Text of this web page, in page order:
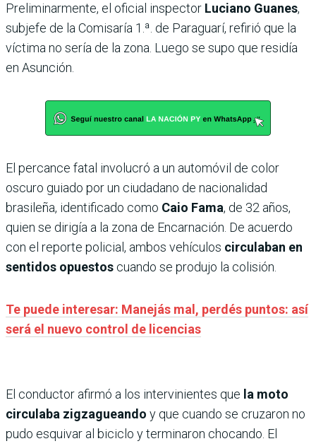
Preliminarmente, el oficial inspector Luciano Guanes,
subjefe de la Comisaría 1.ª. de Paraguarí, refirió que la
víctima no sería de la zona. Luego se supo que residía
en Asunción.
El percance fatal involucró a un automóvil de color
oscuro guiado por un ciudadano de nacionalidad
brasileña, identificado como Caio Fama, de 32 años,
quien se dirigía a la zona de Encarnación. De acuerdo
con el reporte policial, ambos vehículos circulaban en
sentidos opuestos cuando se produjo la colisión.
Te puede interesar: Manejás mal, perdés puntos: así
será el nuevo control de licencias
El conductor afirmó a los intervinientes que la moto
circulaba zigzagueando y que cuando se cruzaron no
pudo esquivar al biciclo y terminaron chocando. El